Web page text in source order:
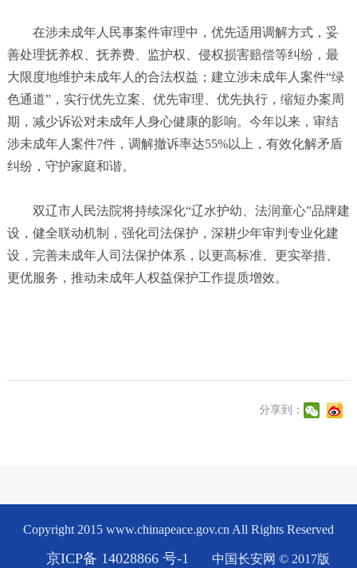
在涉未成年人民事案件审理中，优先适用调解方式，妥
善处理抚养权、抚养费、监护权、侵权损害赔偿等纠纷，最
大限度地维护未成年人的合法权益；建立涉未成年人案件“绿
色通道”，实行优先立案、优先审理、优先执行，缩短办案周
期，减少诉讼对未成年人身心健康的影响。今年以来，审结
涉未成年人案件7件，调解撤诉率达55%以上，有效化解矛盾
纠纷，守护家庭和谐。
双辽市人民法院将持续深化“辽水护幼、法润童心”品牌建
设，健全联动机制，强化司法保护，深耕少年审判专业化建
设，完善未成年人司法保护体系，以更高标准、更实举措、
更优服务，推动未成年人权益保护工作提质增效。
分享到：
Copyright 2015 www.chinapeace.gov.cn All Rights Reserved
京ICP备 14028866 号-1 中国长安网 © 2017版